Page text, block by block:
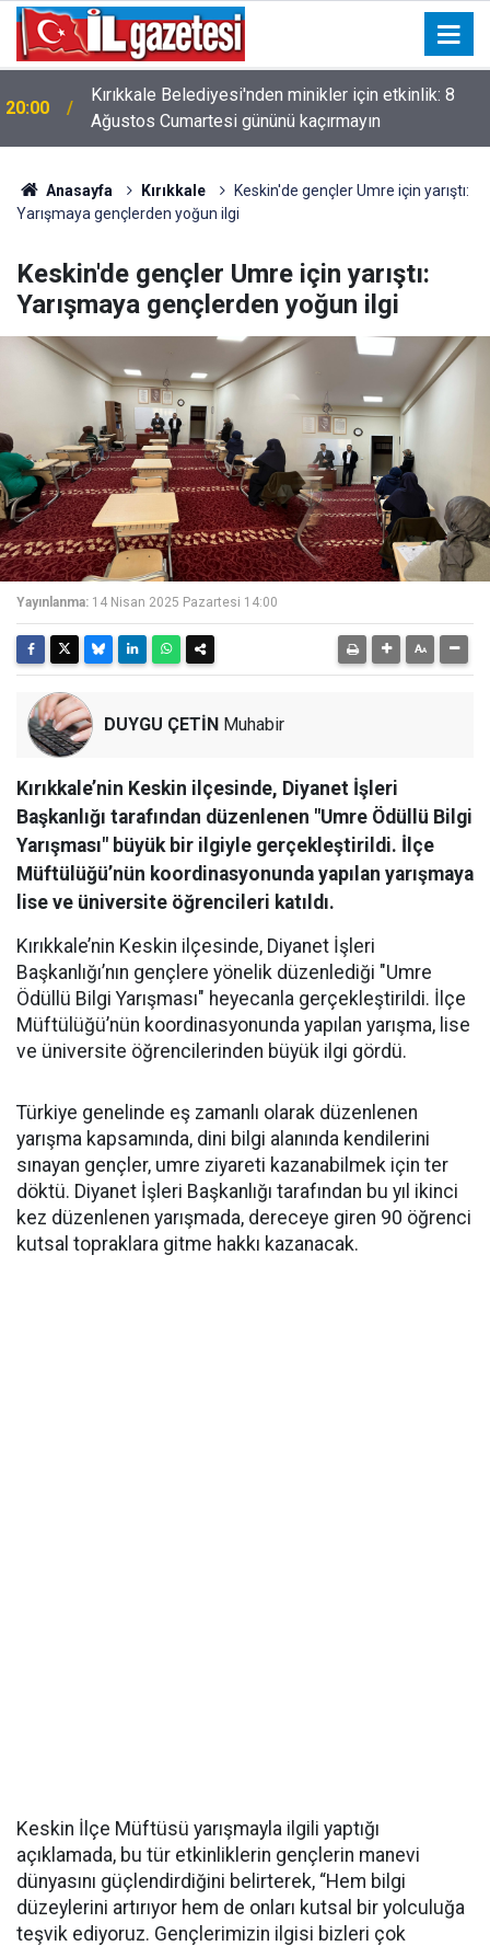
20:00
Kırıkkale Belediyesi'nden minikler için etkinlik: 8
Ağustos Cumartesi gününü kaçırmayın
Anasayfa Kırıkkale
Keskin'de gençler Umre için yarıştı:
Yarışmaya gençlerden yoğun ilgi
Keskin'de gençler Umre için yarıştı:
Yarışmaya gençlerden yoğun ilgi
Yayınlanma: 14 Nisan 2025 Pazartesi 14:00
DUYGU ÇETİN Muhabir
Kırıkkale’nin Keskin ilçesinde, Diyanet İşleri
Başkanlığı tarafından düzenlenen "Umre Ödüllü Bilgi
Yarışması" büyük bir ilgiyle gerçekleştirildi. İlçe
Müftülüğü’nün koordinasyonunda yapılan yarışmaya
lise ve üniversite öğrencileri katıldı.
Kırıkkale’nin Keskin ilçesinde, Diyanet İşleri
Başkanlığı’nın gençlere yönelik düzenlediği "Umre
Ödüllü Bilgi Yarışması" heyecanla gerçekleştirildi. İlçe
Müftülüğü’nün koordinasyonunda yapılan yarışma, lise
ve üniversite öğrencilerinden büyük ilgi gördü.
Türkiye genelinde eş zamanlı olarak düzenlenen
yarışma kapsamında, dini bilgi alanında kendilerini
sınayan gençler, umre ziyareti kazanabilmek için ter
döktü. Diyanet İşleri Başkanlığı tarafından bu yıl ikinci
kez düzenlenen yarışmada, dereceye giren 90 öğrenci
kutsal topraklara gitme hakkı kazanacak.
Keskin İlçe Müftüsü yarışmayla ilgili yaptığı
açıklamada, bu tür etkinliklerin gençlerin manevi
dünyasını güçlendirdiğini belirterek, “Hem bilgi
düzeylerini artırıyor hem de onları kutsal bir yolculuğa
teşvik ediyoruz. Gençlerimizin ilgisi bizleri çok